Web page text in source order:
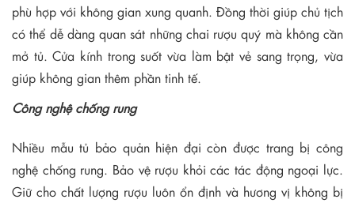
phù hợp với không gian xung quanh. Đồng thời giúp chủ tịch
có thể dễ dàng quan sát những chai rượu quý mà không cần
mở tủ. Cửa kính trong suốt vừa làm bật vẻ sang trọng, vừa
giúp không gian thêm phần tinh tế.
Công nghệ chống rung
Nhiều mẫu tủ bảo quản hiện đại còn được trang bị công
nghệ chống rung. Bảo vệ rượu khỏi các tác động ngoại lực.
Giữ cho chất lượng rượu luôn ổn định và hương vị không bị